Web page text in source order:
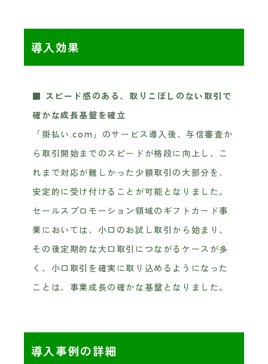
導入効果
■ スピード感のある、取りこぼしのない取引で
確かな成長基盤を確立
「掛払い.com」のサービス導入後、与信審査か
ら取引開始までのスピードが格段に向上し、こ
れまで対応が難しかった少額取引の大部分を、
安定的に受け付けることが可能となりました。
セールスプロモーション領域のギフトカード事
業においては、小口のお試し取引から始まり、
その後定期的な大口取引につながるケースが多
く、小口取引を確実に取り込めるようになった
ことは、事業成長の確かな基盤となりました。
導入事例の詳細